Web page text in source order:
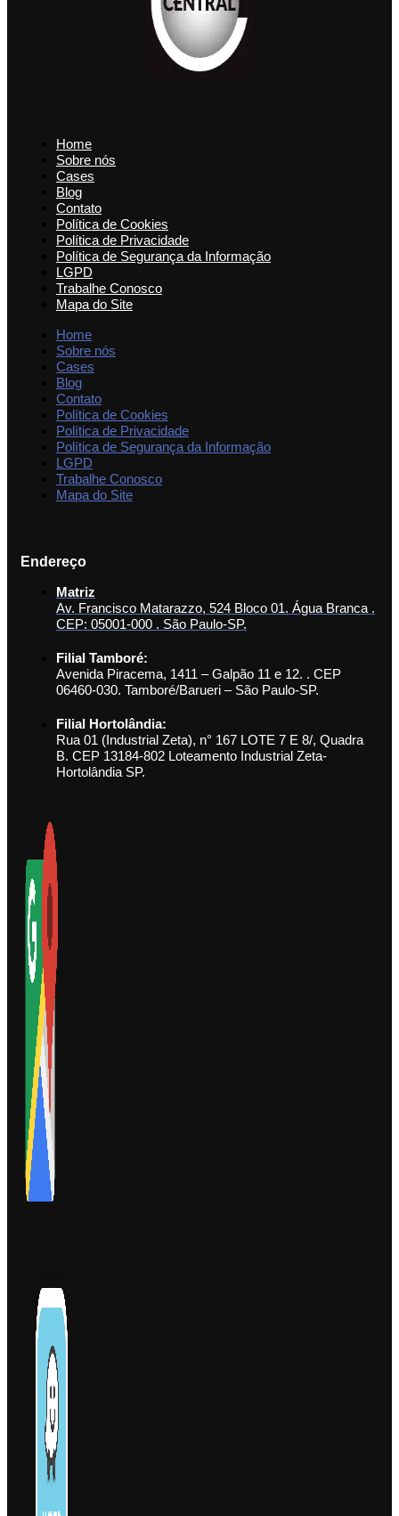
Home
Sobre nós
Cases
Blog
Contato
Política de Cookies
Política de Privacidade
Política de Segurança da Informação
LGPD
Trabalhe Conosco
Mapa do Site
Home
Sobre nós
Cases
Blog
Contato
Política de Cookies
Política de Privacidade
Política de Segurança da Informação
LGPD
Trabalhe Conosco
Mapa do Site
Endereço
Matriz
Av. Francisco Matarazzo, 524 Bloco 01. Água Branca .
CEP: 05001-000 . São Paulo-SP.
Filial Tamboré:
Avenida Piracema, 1411 – Galpão 11 e 12. . CEP
06460-030. Tamboré/Barueri – São Paulo-SP.
Filial Hortolândia:
Rua 01 (Industrial Zeta), n° 167 LOTE 7 E 8/, Quadra
B. CEP 13184-802 Loteamento Industrial Zeta-
Hortolândia SP.